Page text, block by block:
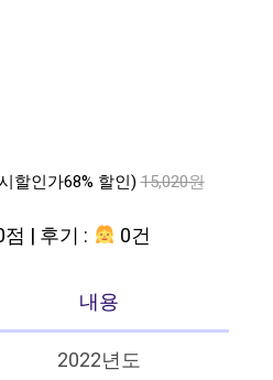
할인가68% 할인) 15,020원
| 후기 : 0건
내용
2022년도